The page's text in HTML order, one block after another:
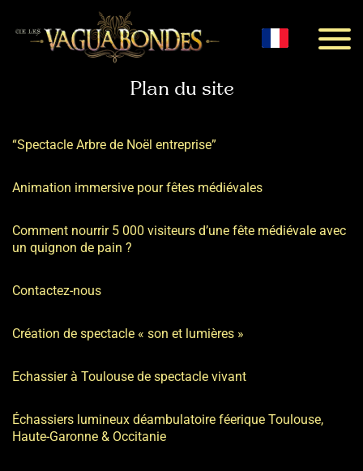
Menu
Plan du site
“Spectacle Arbre de Noël entreprise”
Animation immersive pour fêtes médiévales
Comment nourrir 5 000 visiteurs d’une fête médiévale avec
un quignon de pain ?
Contactez-nous
Création de spectacle « son et lumières »
Echassier à Toulouse de spectacle vivant
Échassiers lumineux déambulatoire féerique Toulouse,
Haute-Garonne & Occitanie